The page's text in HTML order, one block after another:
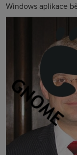
Windows aplikace